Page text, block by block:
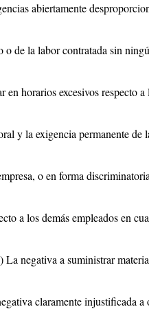
abiertamente
de la labor contratada sin
en horarios excesivos respecto
y la exigencia permanente de
o en forma
a los demás empleados en
negativa a suministrar
claramente injustificada a